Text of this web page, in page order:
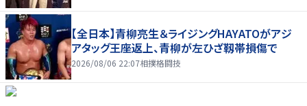
【全日本】青柳亮生＆ライジングHAYATOがアジ
アタッグ王座返上、青柳が左ひざ靱帯損傷で
2026/08/06 22:07相撲格闘技